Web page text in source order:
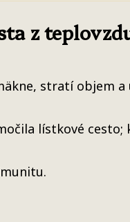
z
stratí objem
lístkové cesto;